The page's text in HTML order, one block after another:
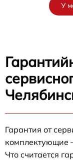
У
Гарантия от
комплектующие
Что считается